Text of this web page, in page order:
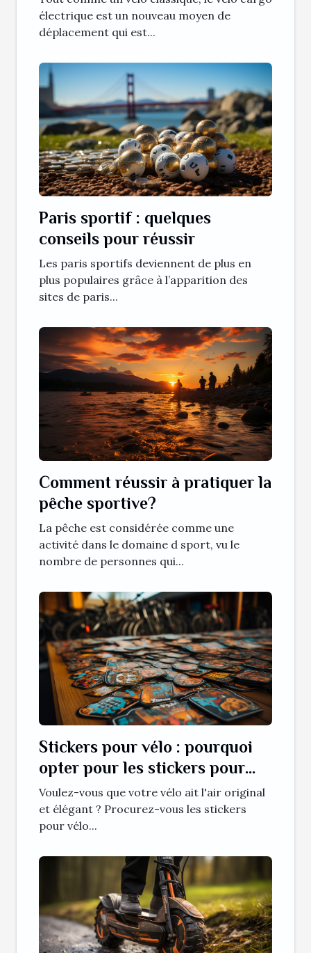
électrique est un nouveau moyen de
déplacement qui est...
Paris sportif : quelques
conseils pour réussir
Les paris sportifs deviennent de plus en
plus populaires grâce à l’apparition des
sites de paris...
Comment réussir à pratiquer la
pêche sportive?
La pêche est considérée comme une
activité dans le domaine d sport, vu le
nombre de personnes qui...
Stickers pour vélo : pourquoi
opter pour les stickers pour
vélo ?
Voulez-vous que votre vélo ait l'air original
et élégant ? Procurez-vous les stickers
pour vélo...